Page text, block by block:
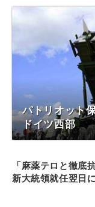
パトリオット
ドイツ西部
「麻薬テロと徹底
新大統領就任翌日